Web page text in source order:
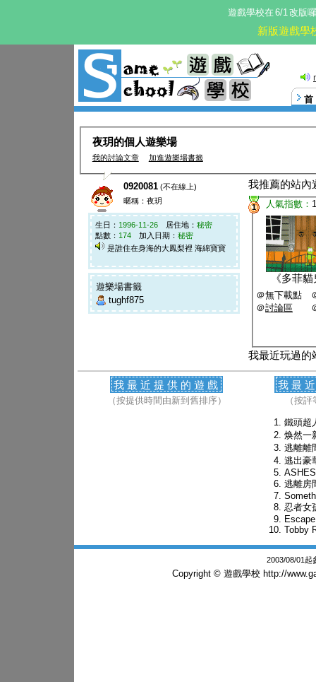
遊戲學校在 6/1改版
新版遊戲學
這
夜玥的個人遊樂場
我的討論文章 加進遊樂場書籤
0920081 (不在線上)
暱稱：夜玥
生日： 1996-11-26 居住地： 秘密
點數： 174 加入日期： 秘密
是誰住在身海的大鳳梨裡 海綿寶寶
遊樂場書籤
tughf875
我推薦的站內
1 人氣指數：
《多菲貓
＠無下載點
＠討論區
我最近玩過的
我最近提供的遊戲
（按提供時間由新到舊排序）
我最
（按
鐵頭超
焕然一
逃離離
逃出豪
逃離房
忍者女
Tobby
2003/08/01起
Copyright © 遊戲學校 http://